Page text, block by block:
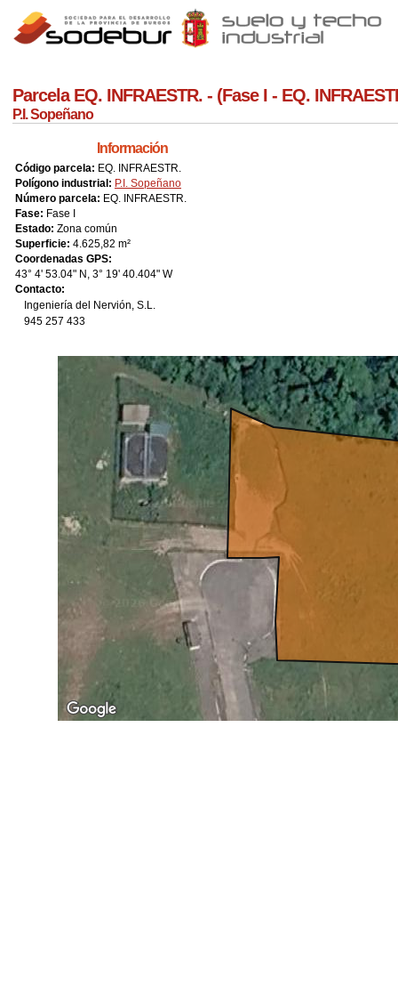
Jump to navigation
Parcela EQ. INFRAESTR. - (Fase I - EQ.
P.I. Sopeñano
Información
Código parcela: EQ. INFRAESTR.
Polígono industrial: P.I. Sopeñano
Número parcela: EQ. INFRAESTR.
Fase: Fase I
Estado: Zona común
Superficie: 4.625,82 m²
Coordenadas GPS:
43° 4' 53.04" N, 3° 19' 40.404" W
Contacto:
Ingeniería del Nervión, S.L.
945 257 433